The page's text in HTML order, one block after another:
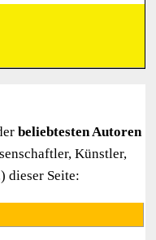
beliebtesten Autoren
Künstler,
dieser Seite: